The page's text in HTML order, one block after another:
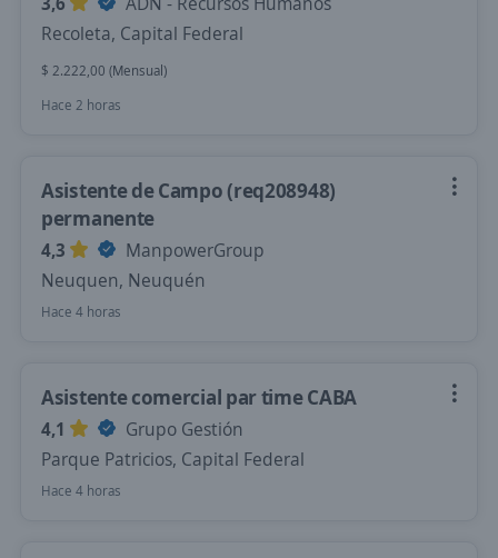
Recoleta, Capital Federal
$ 2.222,00 (Mensual)
Hace 2 horas
Asistente de Campo (req208948)
permanente
4,3
ManpowerGroup
Neuquen, Neuquén
Hace 4 horas
Asistente comercial par time CABA
4,1
Grupo Gestión
Parque Patricios, Capital Federal
Hace 4 horas